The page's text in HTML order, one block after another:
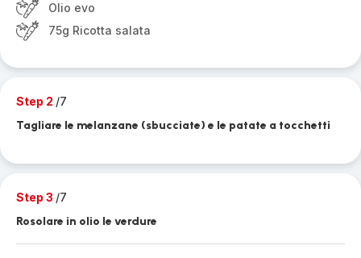
Olio evo
75g Ricotta salata
Step 2 /7
Tagliare le melanzane (sbucciate) e le patate a tocchetti
Step 3 /7
Rosolare in olio le verdure